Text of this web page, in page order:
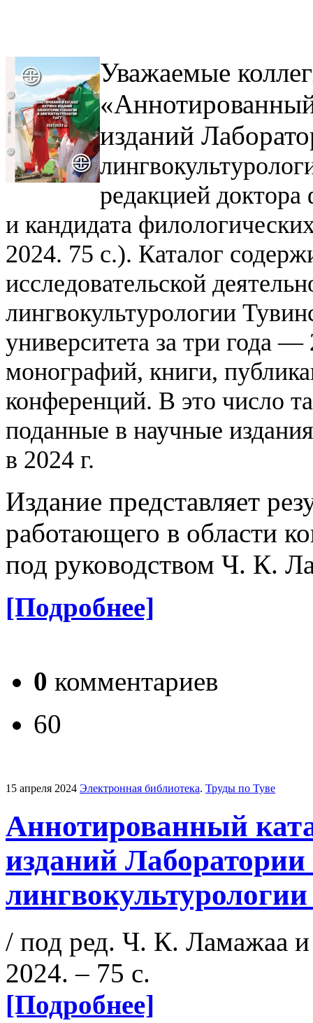
Уважаемые
изданий
редакцией
и кандидата
2024. 75 с.). Каталог
исследовательской
лингвокультурологии
университета за три года
монографий, книги,
конференций. В это число
поданные в научные
в 2024 г.
Издание представляет
работающего в области
под руководством Ч. К.
[Подробнее]
0 комментариев
60
15 апреля 2024 Электронная библиотека. Труды по Туве
Аннотированный
изданий
/ под ред. Ч. К. Ламажаа
2024. – 75 с.
[Подробнее]